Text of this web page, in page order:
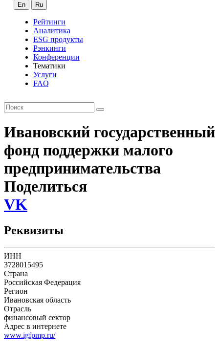
En Ru
Рейтинги
Аналитика
ESG продукты
Рэнкинги
Конференции
Тематики
Услуги
FAQ
Ивановский государственный
фонд поддержки малого
предпринимательства
Поделиться
VK
Реквизиты
ИНН
3728015495
Страна
Российская Федерация
Регион
Ивановская область
Отрасль
финансовый сектор
Адрес в интернете
www.igfpmp.ru/